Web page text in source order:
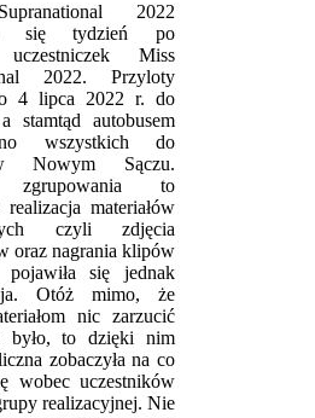
2022
się tydzień po
Miss
2022. Przyloty
4 lipca 2022 r. do
stamtąd autobusem
wszystkich do
Nowym Sączu.
zgrupowania to
materiałów
czyli zdjęcia
oraz nagrania klipów
się jednak
Otóż mimo, że
nic zarzucić
było, to dzięki nim
zobaczyła na co
wobec uczestników
realizacyjnej. Nie